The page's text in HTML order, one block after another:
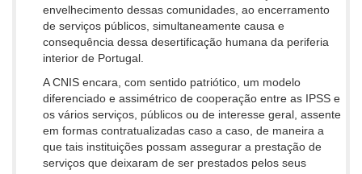
envelhecimento dessas comunidades, ao encerramento
de serviços públicos, simultaneamente causa e
consequência dessa desertificação humana da periferia
interior de Portugal.
A CNIS encara, com sentido patriótico, um modelo
diferenciado e assimétrico de cooperação entre as IPSS e
os vários serviços, públicos ou de interesse geral, assente
em formas contratualizadas caso a caso, de maneira a
que tais instituições possam assegurar a prestação de
serviços que deixaram de ser prestados pelos seus